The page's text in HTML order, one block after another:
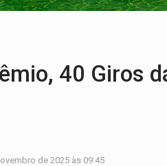
40 Giros
de 2025 às 09:45